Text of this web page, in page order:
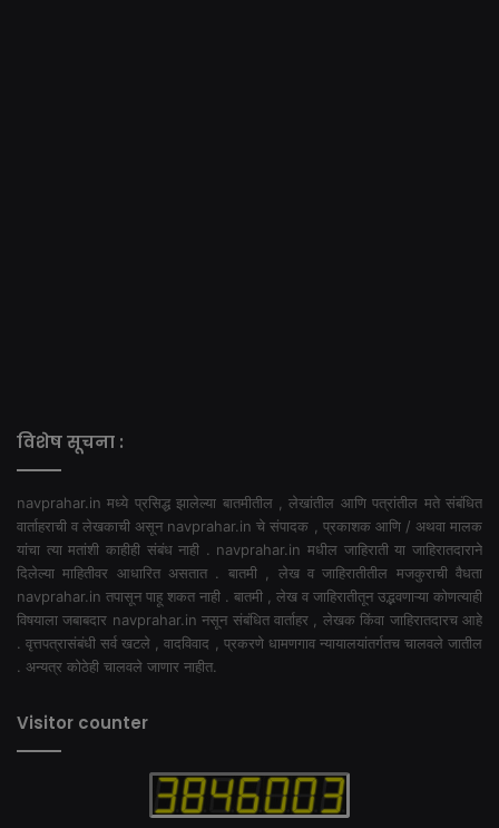
विशेष सूचना :
navprahar.in मध्ये प्रसिद्ध झालेल्या बातमीतील , लेखांतील आणि पत्रांतील मते संबंधित
वार्ताहराची व लेखकाची असून navprahar.in चे संपादक , प्रकाशक आणि / अथवा मालक
यांचा त्या मतांशी काहीही संबंध नाही . navprahar.in मधील जाहिराती या जाहिरातदाराने
दिलेल्या माहितीवर आधारित असतात . बातमी , लेख व जाहिरातीतील मजकुराची वैधता
navprahar.in तपासून पाहू शकत नाही . बातमी , लेख व जाहिरातीतून उद्भवणाऱ्या कोणत्याही
विषयाला जबाबदार navprahar.in नसून संबंधित वार्ताहर , लेखक किंवा जाहिरातदारच आहे
. वृत्तपत्रासंबंधी सर्व खटले , वादविवाद , प्रकरणे धामणगाव न्यायालयांतर्गतच चालवले जातील
. अन्यत्र कोठेही चालवले जाणार नाहीत.
Visitor counter